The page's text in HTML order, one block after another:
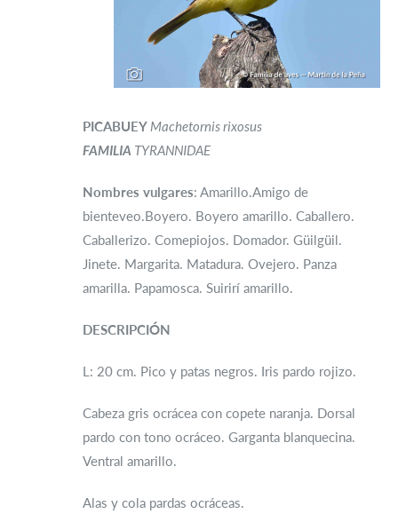
PICABUEY Machetornis rixosus
FAMILIA TYRANNIDAE
Nombres vulgares: Amarillo.Amigo de
bienteveo.Boyero. Boyero amarillo. Caballero.
Caballerizo. Comepiojos. Domador. Güilgüil.
Jinete. Margarita. Matadura. Ovejero. Panza
amarilla. Papamosca. Suirirí amarillo.
DESCRIPCIÓN
L: 20 cm. Pico y patas negros. Iris pardo rojizo.
Cabeza gris ocrácea con copete naranja. Dorsal
pardo con tono ocráceo. Garganta blanquecina.
Ventral amarillo.
Alas y cola pardas ocráceas.